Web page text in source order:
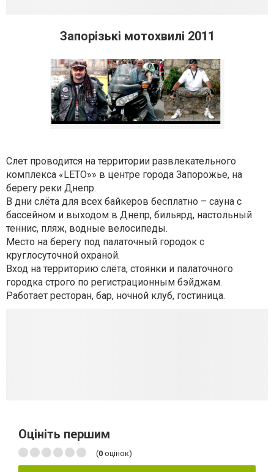
Запорізькі мотохвилі 2011
Слет проводится на территории развлекательного
комплекса «LETO»» в центре города Запорожье, на
берегу реки Днепр.
В дни слёта для всех байкеров бесплатно – сауна с
бассейном и выходом в Днепр, бильярд, настольный
теннис, пляж, водные велосипеды.
Место на берегу под палаточный городок с
круглосуточной охраной.
Вход на территорию слёта, стоянки и палаточного
городка строго по регистрационным бэйджам.
Работает ресторан, бар, ночной клуб, гостиница.
Оцініть першим
(0 оцінок)